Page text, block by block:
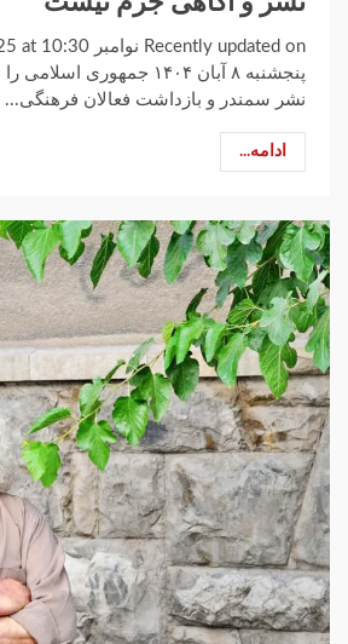
پنجشنبه ۸ آبان ۱۴۰۴
نشر سمندر و بازداشت فعالان فرهنگی...
ادامه...